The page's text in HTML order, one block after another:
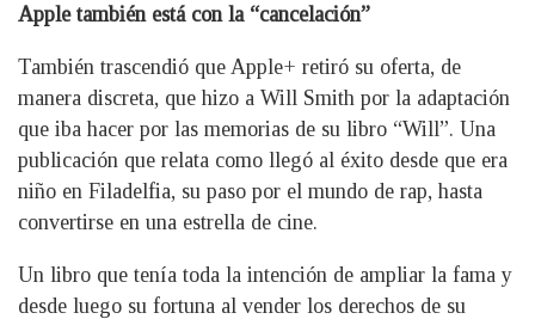
Apple también está con la “cancelación”
También trascendió que Apple+ retiró su oferta, de
manera discreta, que hizo a Will Smith por la adaptación
que iba hacer por las memorias de su libro “Will”. Una
publicación que relata como llegó al éxito desde que era
niño en Filadelfia, su paso por el mundo de rap, hasta
convertirse en una estrella de cine.
Un libro que tenía toda la intención de ampliar la fama y
desde luego su fortuna al vender los derechos de su